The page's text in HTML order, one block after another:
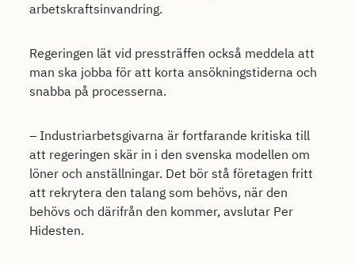
arbetskraftsinvandring.
Regeringen lät vid pressträffen också meddela att
man ska jobba för att korta ansökningstiderna och
snabba på processerna.
– Industriarbetsgivarna är fortfarande kritiska till
att regeringen skär in i den svenska modellen om
löner och anställningar. Det bör stå företagen fritt
att rekrytera den talang som behövs, när den
behövs och därifrån den kommer, avslutar Per
Hidesten.